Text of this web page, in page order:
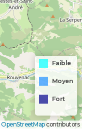
Faible
Moyen
Fort
OpenStreetMapcontributors